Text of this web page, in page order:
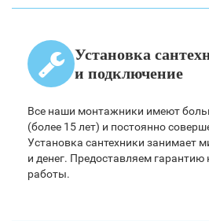
Установка
и подключение
Все наши монтажники имеют
(более 15 лет) и постоянно
Установка сантехники занимает
и денег. Предоставляем
работы.